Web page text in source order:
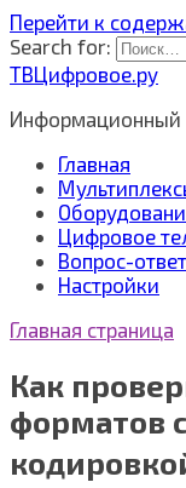
Перейти к
Search for:
ТВЦифровое.ру
Информационный
Главная
Цифровое
Вопрос-ответ
Настройки
Главная страница
Как
форматов